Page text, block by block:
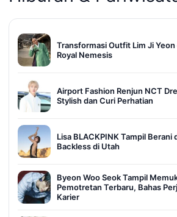
Transformasi Outfit Lim Ji Yeon
Royal Nemesis
Airport Fashion Renjun NCT
Stylish dan Curi Perhatian
Lisa BLACKPINK Tampil Berani
Backless di Utah
Byeon Woo Seok Tampil
Pemotretan Terbaru, Bahas
Karier